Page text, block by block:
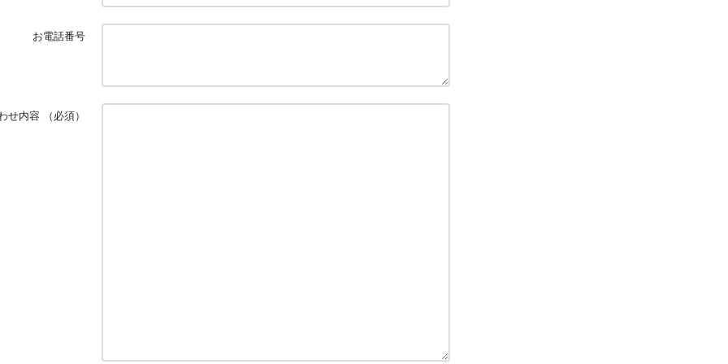
お電話番号
せ内容 （必須）